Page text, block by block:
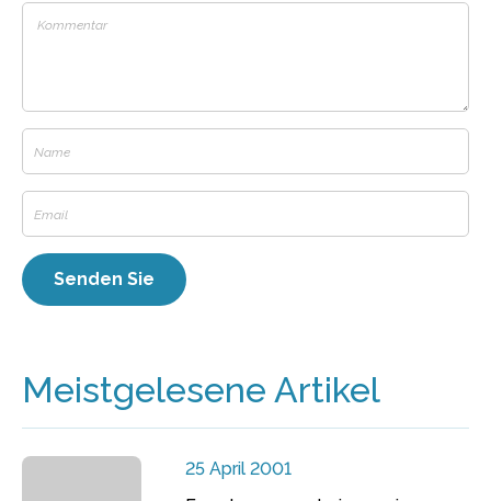
Meistgelesene Artikel
25 April 2001